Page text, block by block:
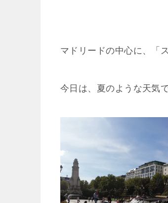
マドリードの中心に、「
今日は、夏のような天気